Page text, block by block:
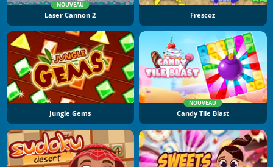
NOUVEAU
Laser Cannon 2 Frescoz
Jungle Gems
NOUVEAU
Candy Tile Blast